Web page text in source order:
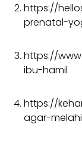
https://
prenatal-
https://
ibu-hamil
https://
agar-